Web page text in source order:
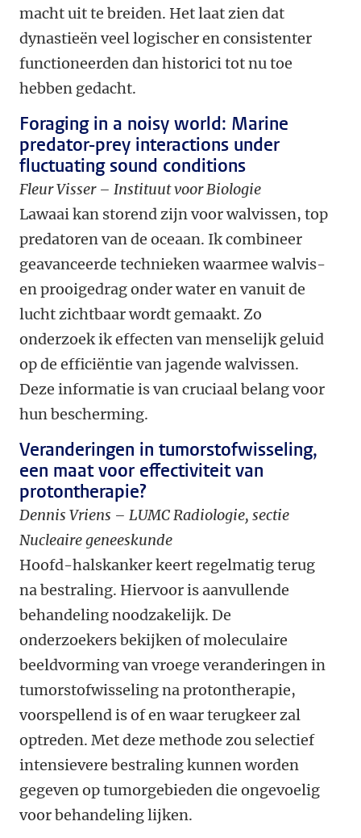
macht uit te breiden. Het laat zien dat
dynastieën veel logischer en consistenter
functioneerden dan historici tot nu toe
hebben gedacht.
Foraging in a noisy world: Marine
predator-prey interactions under
fluctuating sound conditions
Fleur Visser – Instituut voor Biologie
Lawaai kan storend zijn voor walvissen, top
predatoren van de oceaan. Ik combineer
geavanceerde technieken waarmee walvis-
en prooigedrag onder water en vanuit de
lucht zichtbaar wordt gemaakt. Zo
onderzoek ik effecten van menselijk geluid
op de efficiëntie van jagende walvissen.
Deze informatie is van cruciaal belang voor
hun bescherming.
Veranderingen in tumorstofwisseling,
een maat voor effectiviteit van
protontherapie?
Dennis Vriens – LUMC Radiologie, sectie
Nucleaire geneeskunde
Hoofd-halskanker keert regelmatig terug
na bestraling. Hiervoor is aanvullende
behandeling noodzakelijk. De
onderzoekers bekijken of moleculaire
beeldvorming van vroege veranderingen in
tumorstofwisseling na protontherapie,
voorspellend is of en waar terugkeer zal
optreden. Met deze methode zou selectief
intensievere bestraling kunnen worden
gegeven op tumorgebieden die ongevoelig
voor behandeling lijken.